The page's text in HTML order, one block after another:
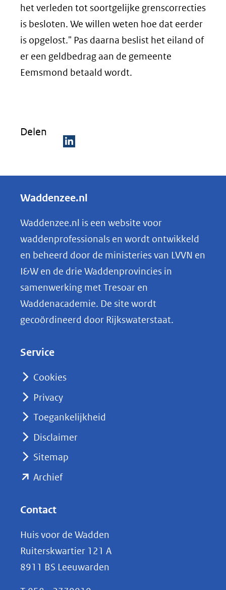
het verleden tot soortgelijke grenscorrecties
is besloten. We willen weten hoe dat eerder
is opgelost." Pas daarna beslist het eiland of
er een geldbedrag aan de gemeente
Eemsmond betaald wordt.
Delen
e
e
n
o
p
k
e
nieuw
naar
Waddenzee.nl
Waddenzee.nl is een website voor
waddenprofessionals en wordt ontwikkeld
en beheerd door de ministeries van LVVN en
I&W en de drie Waddenprovincies in
samenwerking met Tresoar en
Waddenacademie. De site wordt
gecoördineerd door Rijkswaterstaat.
Service
Cookies
Privacy
Toegankelijkheid
Disclaimer
Sitemap
Archief(opent
(verwijst
naar
een
Contact
Huis voor de Wadden
Ruiterskwartier 121 A
8911 BS Leeuwarden